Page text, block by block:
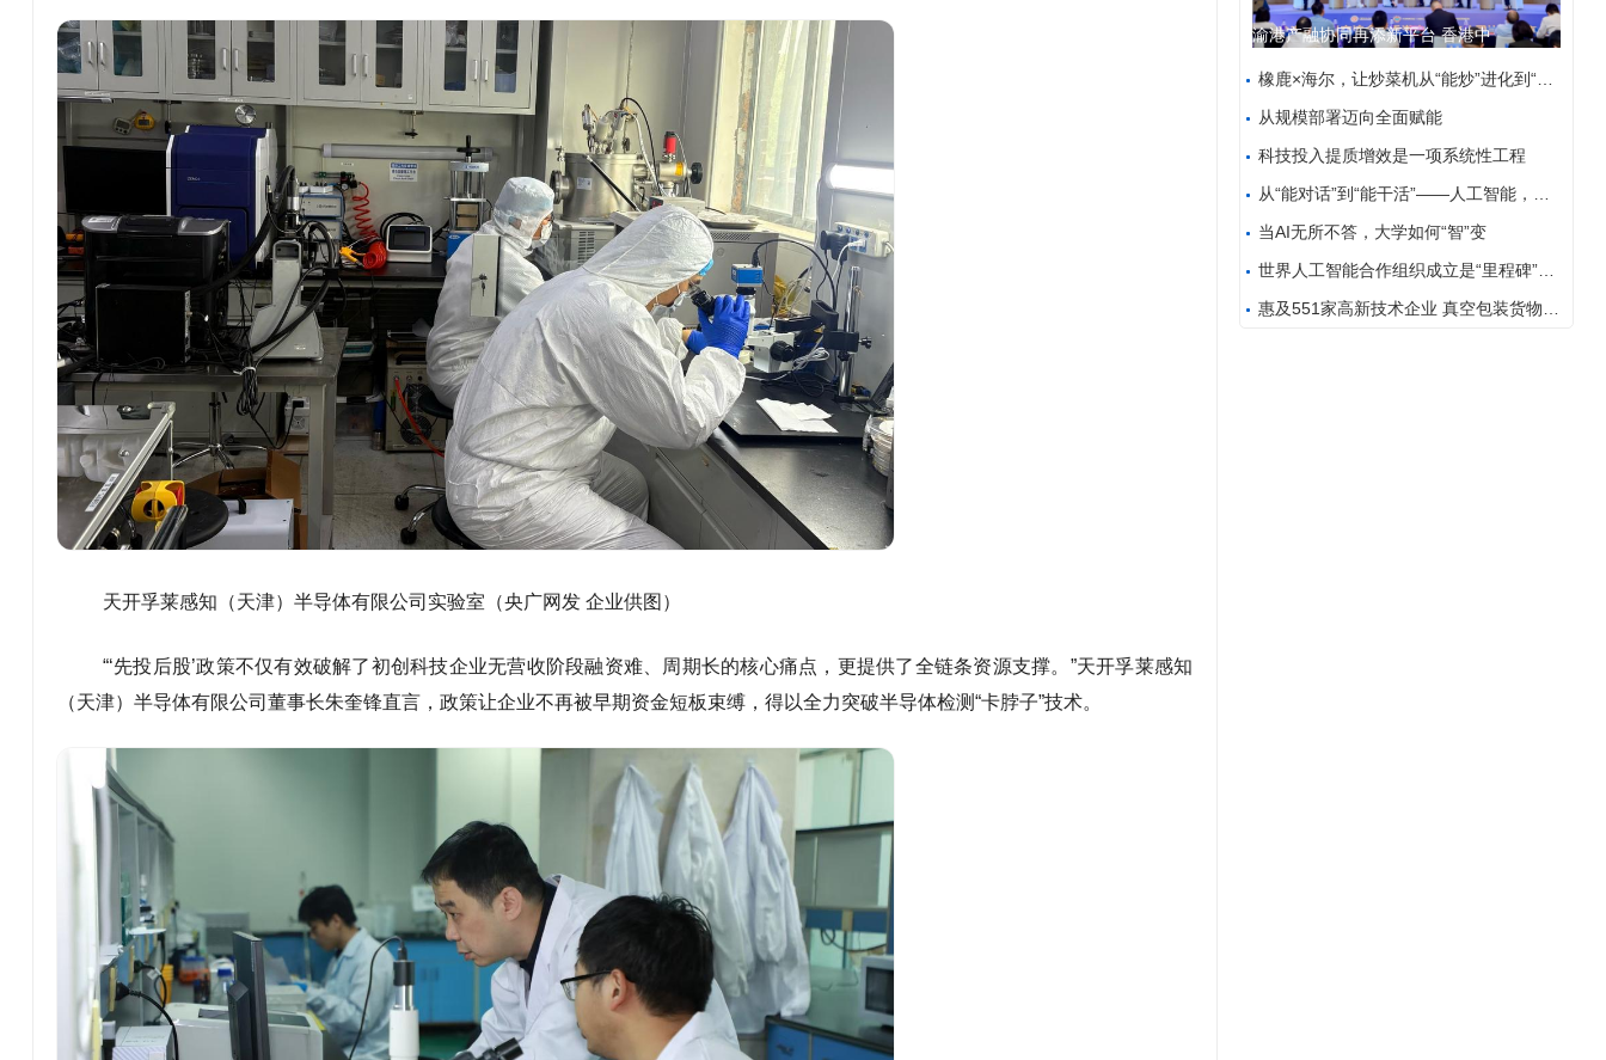
天开孚莱感知（天津）半导体有限公司实验室（央广网发 企业供图）
“‘先投后股’政策不仅有效破解了初创科技企业无营收阶段融资难、周期长的核心痛点，更提供了全链条资源支撑。”天开孚莱感知
（天津）半导体有限公司董事长朱奎锋直言，政策让企业不再被早期资金短板束缚，得以全力突破半导体检测“卡脖子”技术。
渝港产融协同再添新平台 香港中
橡鹿×海尔，让炒菜机从“能炒”进化到“全自动”
从规模部署迈向全面赋能
科技投入提质增效是一项系统性工程
从“能对话”到“能干活”——人工智能，让千行百业大
当AI无所不答，大学如何“智”变
世界人工智能合作组织成立是“里程碑”——访中亚人工
惠及551家高新技术企业 真空包装货物不开箱也能过